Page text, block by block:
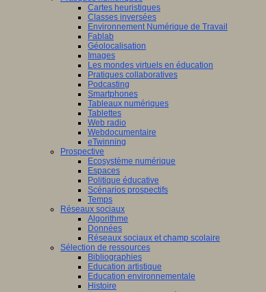
Cartes heuristiques
Classes inversées
Environnement Numérique de Travail
Fablab
Géolocalisation
Images
Les mondes virtuels en éducation
Pratiques collaboratives
Podcasting
Smartphones
Tableaux numériques
Tablettes
Web radio
Webdocumentaire
eTwinning
Prospective
Ecosystème numérique
Espaces
Politique éducative
Scénarios prospectifs
Temps
Réseaux sociaux
Algorithme
Données
Réseaux sociaux et champ scolaire
Sélection de ressources
Bibliographies
Education artistique
Education environnementale
Histoire